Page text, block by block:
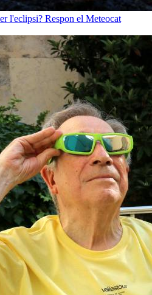
l'eclipsi? Respon el Meteocat